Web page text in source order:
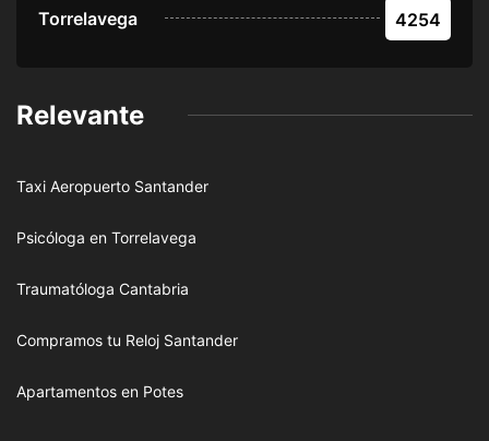
Torrelavega 4254
Relevante
Taxi Aeropuerto Santander
Psicóloga en Torrelavega
Traumatóloga Cantabria
Compramos tu Reloj Santander
Apartamentos en Potes